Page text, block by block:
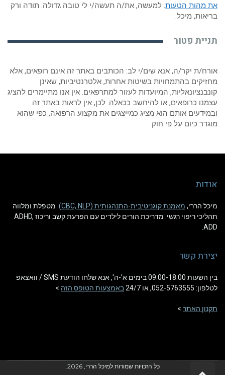
את מהות הטעות. למעשה, את/ה תעשה/י לי טובה גדולה. תודה ורק
בריאות, מיכל.
תניית פטור
אורח/ת יקר/ה, אנא שים/י לב: הכותבים באתר זה אינם רופאים, אלא
מחזיקים בהתמחויות בשיטות אחרות, אלטרנטיביות, שאינן
קונבנציונאליות, המיועדות לעזור למתרפאים. אין אנו מתיימרים להציג
עצמנו כרופאים, או להיחשב ככאלה. לכן, אין לראות באתר זה
ובמידעים אותם הוא מציג כמייצגים את מקצוע הרפואה, כפי שהוא
מוגדר כיום על פי חוק.
אודות
מיכל הררי, מאמנת קוגניטיבית-התנהגותית (CBC, NLP)
. מטפלת ומלווה
תהליכי ריפוי רגשי. מדריכת הורים לילדים עם הפרעת קשב וריכוז ADHD,
ADD.
יצירת קשר
בין השעות 09:00-18:00 בימים א'-ה', אנא שלחו הודעת SMS / וואצאפ
לטלפון: 052-5763555, או 24/7
באמצעות הטופס הזה >
תקנון האתר >
כל הזכויות שמורות למיכל הררי, 2026.